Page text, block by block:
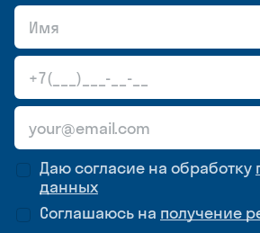
Даю согласие на обработку
данных
Соглашаюсь на получение